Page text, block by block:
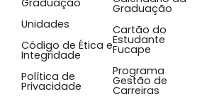
Unidades
Código de Ética e
Integridade
Política de
Privacidade
Graduação
Cartão do
Estudante
Fucape
Programa
Gestão de
Carreiras